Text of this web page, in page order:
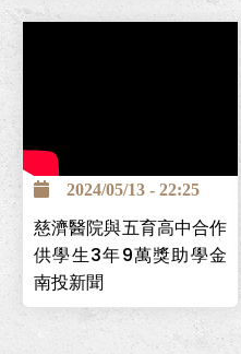
南投巿五育高中為全國第一
個創立的照顧服務科，為讓
學生能安心求學，並保障畢
業後有穩定工作，與台中慈
濟醫院簽署「攜手高昇獎助
學金」計畫，提供學生高中
在校期間3年9萬元，且畢業
後可至台中慈濟醫院工作。
2024/05/13 - 22:25
慈濟醫院與五育高中合作
供學生3年9萬獎助學金
南投新聞